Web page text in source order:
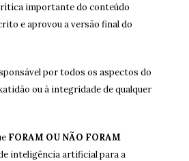
importante do conteúdo
e aprovou a versão final do
por todos os aspectos do
ou à integridade de qualquer
FORAM OU NÃO FORAM
inteligência artificial para a